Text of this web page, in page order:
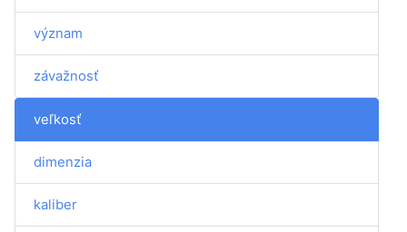
význam
závažnosť
veľkosť
dimenzia
kaliber